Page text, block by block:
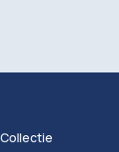
Collectie